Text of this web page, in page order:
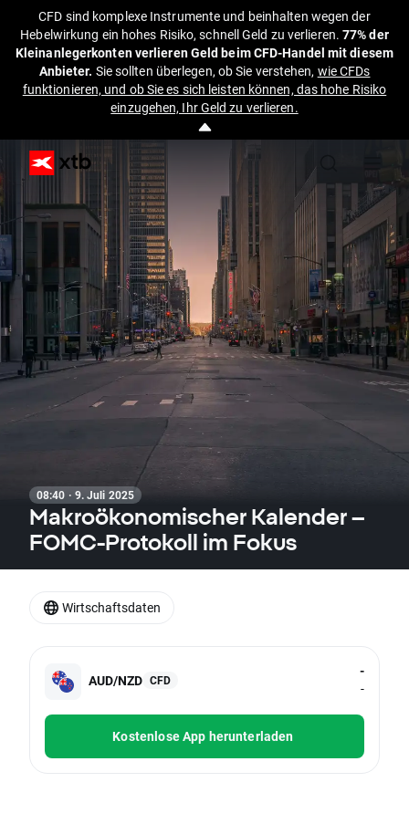
CFD sind komplexe Instrumente und beinhalten wegen der
Hebelwirkung ein hohes Risiko, schnell Geld zu verlieren.77% der
Kleinanlegerkonten verlieren Geld beim CFD-Handel mit diesem
Anbieter. Sie sollten überlegen, ob Sie verstehen, wie CFDs
funktionieren, und ob Sie es sich leisten können, das hohe Risiko
einzugehen, Ihr Geld zu verlieren.
08:40 · 9. Juli 2025
Makroökonomischer Kalender –
FOMC-Protokoll im Fokus
AUD/NZD CFD
-
-
Kostenlose App herunterladen
Wirtschaftsdaten